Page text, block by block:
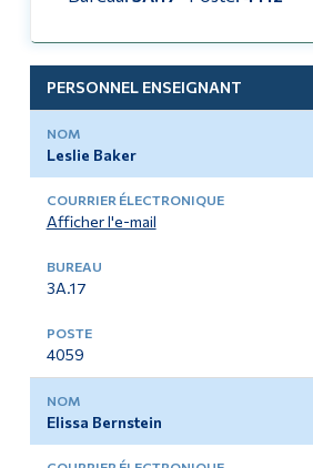
Historique du théâtre de Dawson
Contacter le Dawson Theatre
PERSONNEL ENSEIGNANT
Leslie Baker
Afficher l'e-mail
3A.17
4059
Elissa Bernstein